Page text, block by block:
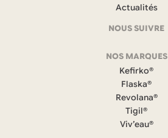
coordonnées
Actualités
NOUS SUIVRE
a
c
e
b
o
o
k
NOS MARQUES
Kefirko®
Flaska®
Revolana®
Tigil®
Viv’eau®